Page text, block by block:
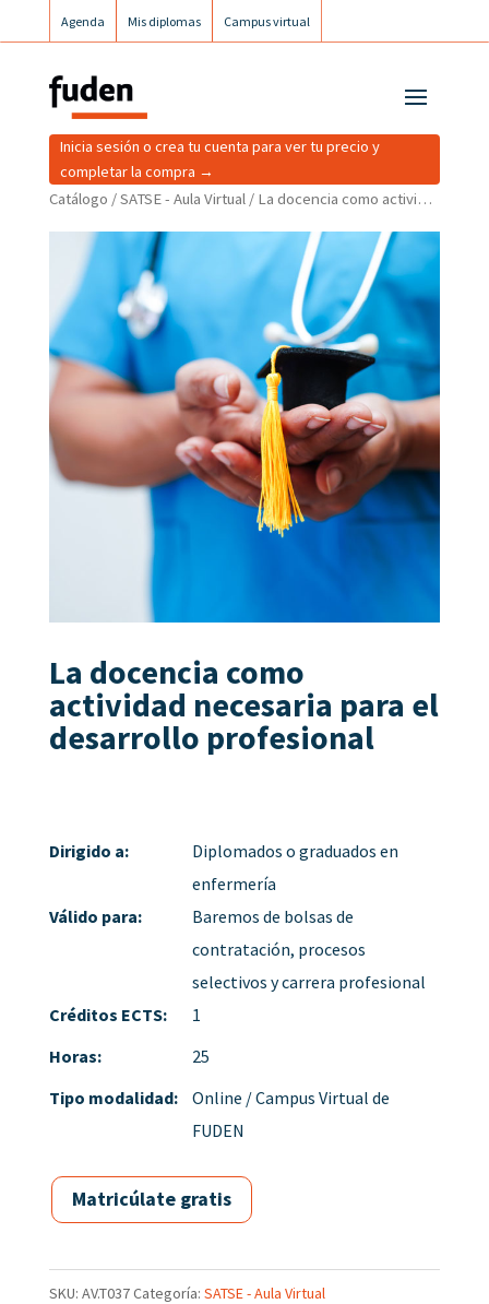
Agenda Mis diplomas Campus virtual
Catálogo /SATSE - Aula Virtual/ La docencia como actividad necesaria para el desarrollo profesional
Inicia sesión o crea tu cuenta para ver tu precio y
completar la compra →
La docencia como
actividad necesaria para el
desarrollo profesional
Dirigido a:
Diplomados o graduados en
enfermería
Válido para:
Baremos de bolsas de
contratación, procesos
selectivos y carrera profesional
Créditos ECTS:
1
Horas:
25
Tipo modalidad:
Online / Campus Virtual de
FUDEN
Matricúlate gratis
SKU: AV.T037Categoría: SATSE - Aula Virtual